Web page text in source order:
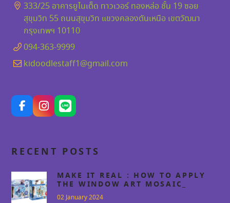
333/25 อาคารยูไนเต็ด ทาวเวอร์ ทองหล่อ ชั้น 19 ซอย
สุขุมวิท 55 ถนนสุขุมวิท แขวงคลองตันเหนือ เขตวัฒนา
กรุงเทพฯ 10110
094-363-9999
kidoodlestaff1@gmail.com
RECENT POSTS
MAKE IT REAL : HOW TO APPLY
THE WINDOW ART MOSAIC_
DISNEY FROZEN AND TOY STORY
02 January 2024